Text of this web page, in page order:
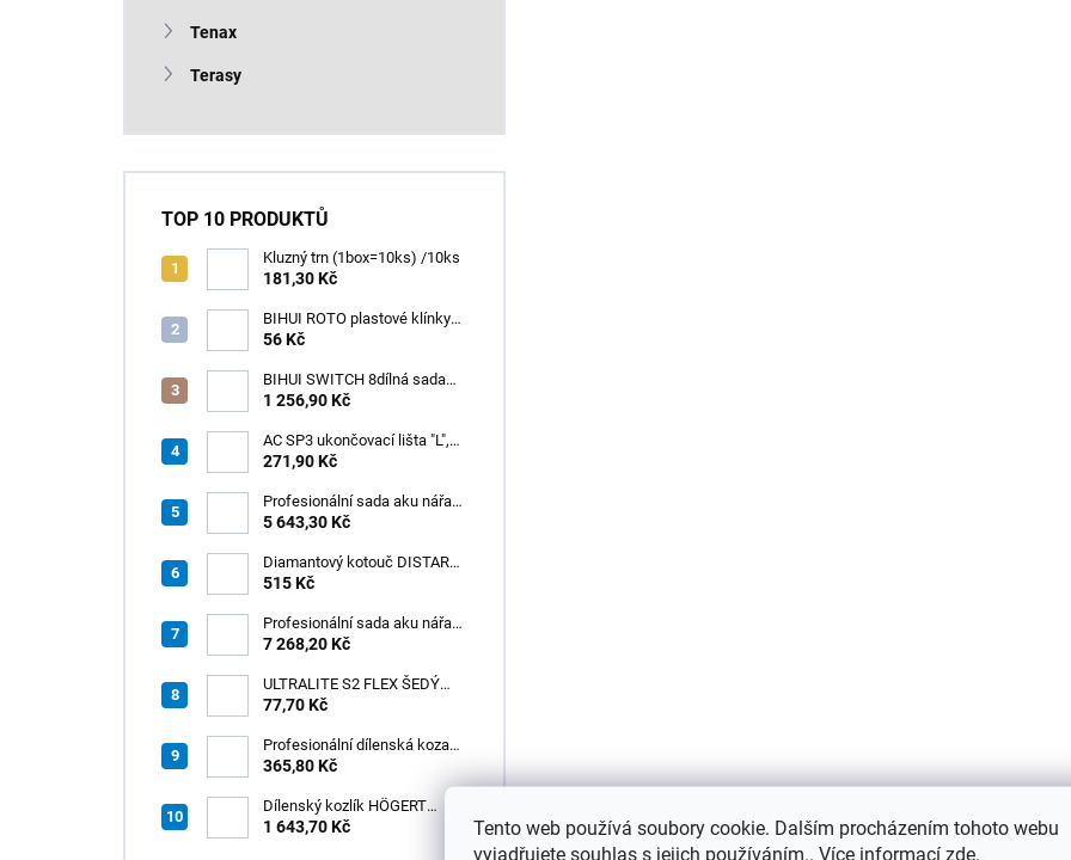
Tento web používá soubory cookie. Dalším procházením tohoto webu
vyjadřujete souhlas s jejich používáním.. Více informací zde.
Tenax
Terasy
TOP 10 PRODUKTŮ
Kluzný trn (1box=10ks) /10ks
181,30 Kč
BIHUI ROTO plastové klínky
1–13 mm – balení 50 ks
56 Kč
BIHUI SWITCH 8dílná sada
zubových hladítek INOX –
boxu
1 256,90 Kč
AC SP3 ukončovací lišta "L",
PREMIUM, hliník elox titan, v:
271,90 Kč
Profesionální sada aku nářadí
3v1 HÖGERT
5 643,30 Kč
Diamantový kotouč DISTAR
GREEN CUT
Z60
515 Kč
Profesionální sada aku nářadí
3v1 20V HÖGERT
7 268,20 Kč
ULTRALITE S2 FLEX ŠEDÝ
/15kg
77,70 Kč
Profesionální dílenská koza
HÖGERT HT7G550
365,80 Kč
Dílenský kozlík HÖGERT
HT7G551
1 643,70 Kč